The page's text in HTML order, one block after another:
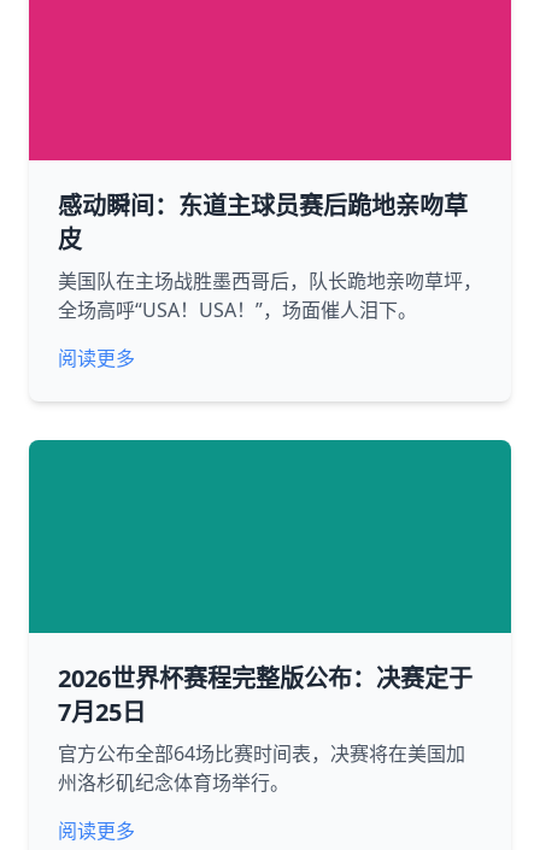
感动瞬间：东道主球员赛后跪地亲吻草
皮
美国队在主场战胜墨西哥后，队长跪地亲吻草坪，
全场高呼“USA！USA！”，场面催人泪下。
阅读更多
2026世界杯赛程完整版公布：决赛定于
7月25日
官方公布全部64场比赛时间表，决赛将在美国加
州洛杉矶纪念体育场举行。
阅读更多